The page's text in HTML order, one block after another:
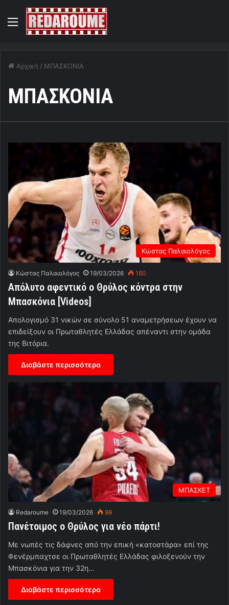
Menu
Αρχική / ΜΠΑΣΚΟΝΙΑ
ΜΠΑΣΚΟΝΙΑ
Κώστας Παλαιολόγος
Κώστας Παλαιολόγος 19/03/2026 160
Απόλυτο αφεντικό ο Θρύλος κόντρα στην
Μπασκόνια [Videos]
Απολογισμό 31 νικών σε σύνολο 51 αναμετρήσεων έχουν να
επιδείξουν οι Πρωταθλητές Ελλάδας απέναντι στην ομάδα
της Βιτόρια.
Διαβάστε περισσότερα
ΜΠΑΣΚΕΤ
Redaroume 19/03/2026 99
Πανέτοιμος ο Θρύλος για νέο πάρτι!
Με νωπές τις δάφνες από την επική «κατοστάρα» επί της
Φενέρμπαχτσε οι Πρωταθλητές Ελλάδας φιλοξενούν την
Μπασκόνια για την 32η…
Διαβάστε περισσότερα